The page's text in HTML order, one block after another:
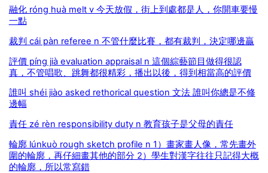
融化 róng huà melt v 今天放假，街上到處都是人，你開車要慢
一點
裁判 cái pàn referee n 不管什麼比賽，都有裁判，決定哪邊贏
評價 píng jià evaluation appraisal n 這個綜藝節目做得很認
真，不管唱歌、跳舞都很精彩，播出以後，得到相當高的評價
誰叫 shéi jiào asked rethorical question 文法 誰叫你總是不修
邊幅
責任 zé rèn responsibility duty n 教育孩子是父母的責任
輪廓 lúnkuò rough sketch profile n 1）畫家畫人像，常先畫外
圍的輪廓，再仔細畫其他的部分 2）學生對漢字往往只記得大概
的輪廓，所以常寫錯